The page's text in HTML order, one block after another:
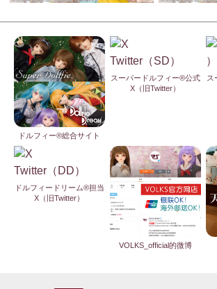
ドルフィー®総合サイト
スーパードルフィー®公式
X（旧Twitter）
ス
ドルフィードリーム®担当
X（旧Twitter）
VOLKS_official的微博